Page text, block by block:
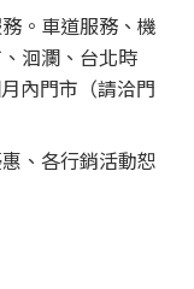
。車道服務、機
洄瀾、台北時
內門市（請洽門
、各行銷活動恕